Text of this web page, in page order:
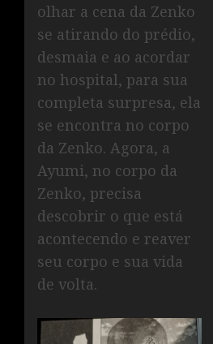
olhar a cena da Zenko
se atirando do prédio,
desmaia e ao acordar
no hospital, para sua
completa surpresa, ela
se encontra no corpo
da Zenko. Agora, a
Ayumi, no corpo da
Zenko, precisa
descobrir o que está
acontecendo e reaver
seu corpo e sua vida
de volta.